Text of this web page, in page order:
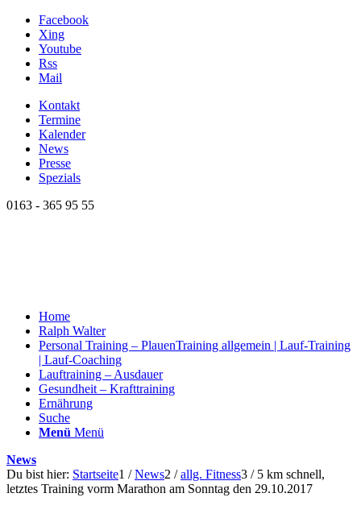
Facebook
Xing
Youtube
Rss
Mail
Kontakt
Termine
Kalender
News
Presse
Spezials
0163 - 365 95 55
Home
Ralph Walter
Personal Training – PlauenTraining allgemein | Lauf-Training
| Lauf-Coaching
Lauftraining – Ausdauer
Gesundheit – Krafttraining
Ernährung
Suche
Menü Menü
News
Du bist hier: Startseite1 / News2 / allg. Fitness3 / 5 km schnell,
letztes Training vorm Marathon am Sonntag den 29.10.2017